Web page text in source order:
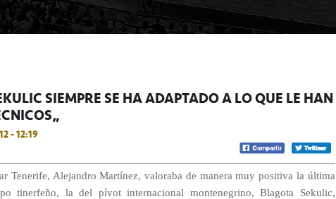
SIEMPRE SE HA ADAPTADO A LO QUE LE HAN
- 12:19
Tenerife, Alejandro Martínez, valoraba de manera muy positiva la última
tinerfeño, la del pívot internacional montenegrino, Blagota Sekulic,